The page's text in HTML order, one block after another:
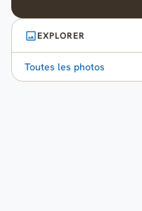
EXPLORER
Toutes les photos